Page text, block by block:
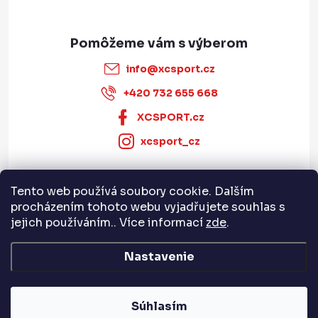
Tento web používá soubory cookie. Dalším
procházením tohoto webu vyjadřujete souhlas s
jejich používáním.. Více informací zde.
Nastavenie
Súhlasím
info@xcsport.cz
+420 732 655 668
XCSPORT.cz
xcsport_cz
Informace pro vás
Servis a služby